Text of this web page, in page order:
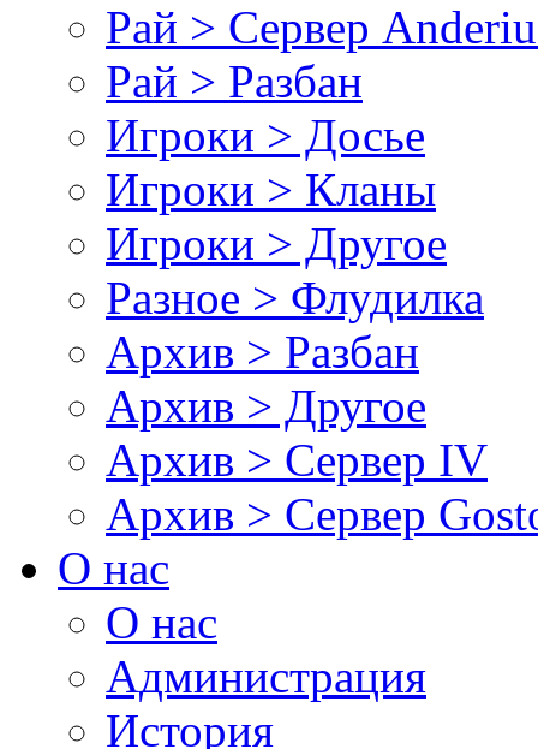
Рай > Сервер
Рай > Разбан
Игроки > Досье
Игроки > Кланы
Игроки > Другое
Разное > Флудилка
Архив > Разбан
Архив > Другое
Архив > Сервер IV
Архив > Сервер
О нас
О нас
Администрация
История